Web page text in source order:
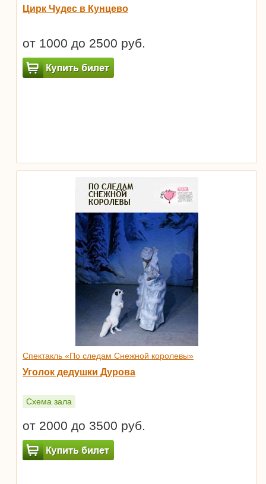
Цирк Чудес в Кунцево
от 1000 до 2500 руб.
Спектакль «По следам Снежной королевы»
Уголок дедушки Дурова
Схема зала
от 2000 до 3500 руб.